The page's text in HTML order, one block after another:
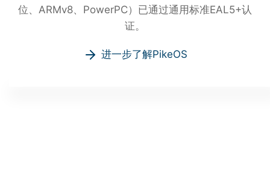
位、ARMv8、PowerPC）已通过通用标准EAL5+认
证。
进一步了解PikeOS